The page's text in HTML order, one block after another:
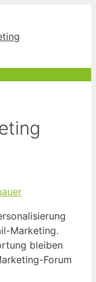
Marketing.
bleiben
Forum